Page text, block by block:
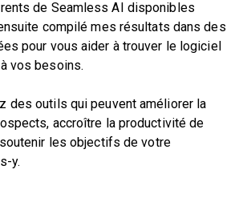
de Seamless AI disponibles
ensuite compilé mes résultats dans des
pour vous aider à trouver le logiciel
vos besoins.
des outils qui peuvent améliorer la
accroître la productivité de
les objectifs de votre
y.